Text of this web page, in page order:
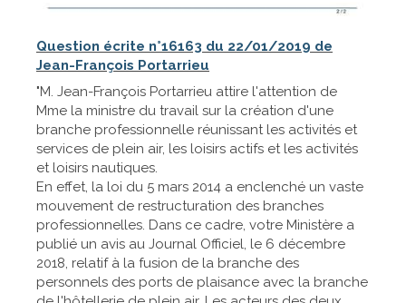
Question écrite n°16163 du 22/01/2019 de
Jean-François Portarrieu
"M. Jean-François Portarrieu attire l'attention de
Mme la ministre du travail sur la création d'une
branche professionnelle réunissant les activités et
services de plein air, les loisirs actifs et les activités
et loisirs nautiques.
En effet, la loi du 5 mars 2014 a enclenché un vaste
mouvement de restructuration des branches
professionnelles. Dans ce cadre, votre Ministère a
publié un avis au Journal Officiel, le 6 décembre
2018, relatif à la fusion de la branche des
personnels des ports de plaisance avec la branche